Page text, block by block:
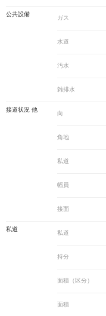
公共設備
ガス
水道
汚水
雑排水
接道状況 他
向
角地
私道
幅員
接面
私道
私道
持分
面積（区分）
面積